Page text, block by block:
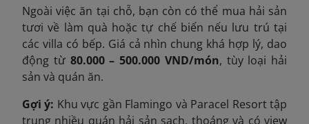
Ngoài việc ăn tại chỗ, bạn còn có thể mua hải sản
tươi về làm quà hoặc tự chế biến nếu lưu trú tại
các villa có bếp. Giá cả nhìn chung khá hợp lý, dao
động từ 80.000 – 500.000 VND/món, tùy loại hải
sản và quán ăn.
Gợi ý: Khu vực gần Flamingo và Paracel Resort tập
trung nhiều quán hải sản sạch, thoáng và có view